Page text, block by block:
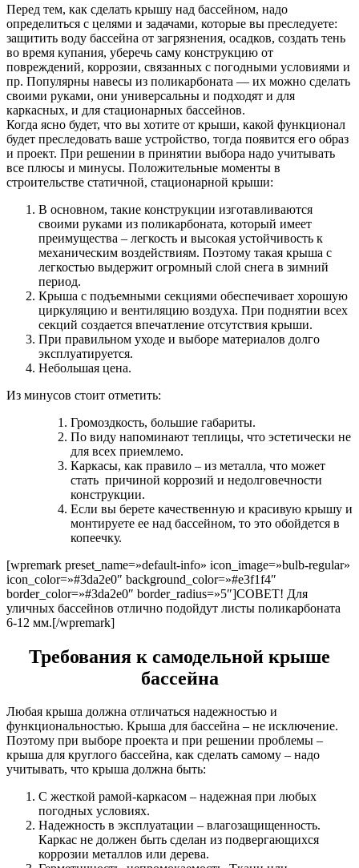
Перед тем, как сделать крышу над бассейном, надо
определиться с целями и задачами, которые вы преследуете:
защитить воду бассейна от загрязнения, осадков, создать тень
во время купания, уберечь саму конструкцию от
повреждений, коррозии, связанных с погодными условиями и
пр. Популярны навесы из поликарбоната — их можно сделать
своими руками, они универсальны и подходят и для
каркасных, и для стационарных бассейнов.
Когда ясно будет, что вы хотите от крыши, какой функционал
будет преследовать ваше устройство, тогда появится его образ
и проект. При решении в принятии выбора надо учитывать
все плюсы и минусы. Положительные моменты в
строительстве статичной, стационарной крыши:
В основном, такие конструкции изготавливаются
своими руками из поликарбоната, который имеет
преимущества – легкость и высокая устойчивость к
механическим воздействиям. Поэтому такая крыша с
легкостью выдержит огромный слой снега в зимний
период.
Крыша с подъемными секциями обеспечивает хорошую
циркуляцию и вентиляцию воздуха. При поднятии всех
секций создается впечатление отсутствия крыши.
При правильном уходе и выборе материалов долго
эксплуатируется.
Небольшая цена.
Из минусов стоит отметить:
Громоздкость, большие габариты.
По виду напоминают теплицы, что эстетически не
для всех приемлемо.
Каркасы, как правило – из металла, что может
стать причиной коррозий и недолговечности
конструкции.
Если вы берете качественную и красивую крышу и
монтируете ее над бассейном, то это обойдется в
копеечку.
[wpremark preset_name=»default-info» icon_image=»bulb-regular»
icon_color=»#3da2e0″ background_color=»#e3f1f4″
border_color=»#3da2e0″ border_radius=»5″]СОВЕТ! Для
уличных бассейнов отлично подойдут листы поликарбоната
6-12 мм.[/wpremark]
Требования к самодельной крыше
бассейна
Любая крыша должна отличаться надежностью и
функциональностью. Крыша для бассейна – не исключение.
Поэтому при выборе проекта и при решении проблемы –
крыша для круглого бассейна, как сделать самому – надо
учитывать, что крыша должна быть:
С жесткой рамой-каркасом – надежная при любых
погодных условиях.
Надежность в эксплуатации – влагозащищенность.
Каркас не должен быть сделан из подвергающихся
коррозии металлов или дерева.